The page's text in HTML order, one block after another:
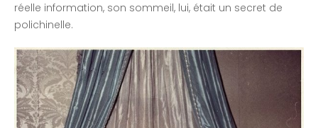
réelle information, son sommeil, lui, était un secret de
polichinelle.